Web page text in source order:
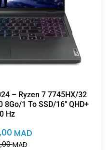
– Ryzen 7 7745HX/32
8Go/1 To SSD/16″ QHD+
Hz
MAD
MAD